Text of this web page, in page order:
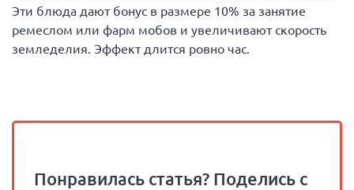
Эти блюда дают бонус в размере 10% за занятие
ремеслом или фарм мобов и увеличивают скорость
земледелия. Эффект длится ровно час.
Понравилась статья? Поделись с